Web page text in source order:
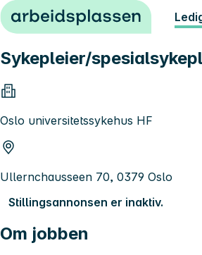
Hopp til innhold
Sykepleier/
Oslo universitetssykehus HF
Ullernchausseen 70, 0379 Oslo
Stillingsannonsen er inaktiv.
Om jobben